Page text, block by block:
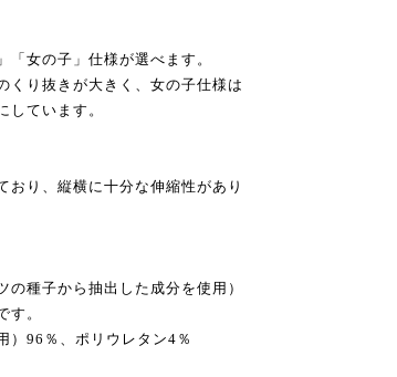
女の子」仕様が選べます。
くり抜きが大きく、女の子仕様は
しています。
り、縦横に十分な伸縮性があり
の種子から抽出した成分を使用）
す。
）96％、ポリウレタン4％